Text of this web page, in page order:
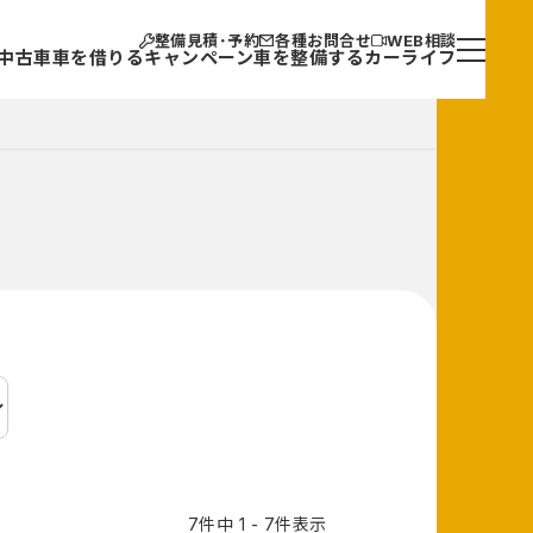
整備見積･予約 各種お問合せ WEB相談
古車車を借りるキャンペーン車を整備するカーライフ
7件中 1 - 7件表示